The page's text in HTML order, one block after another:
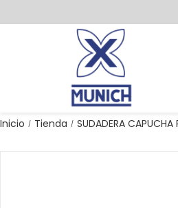
Inicio / Tienda / SUDADERA CAPUCHA